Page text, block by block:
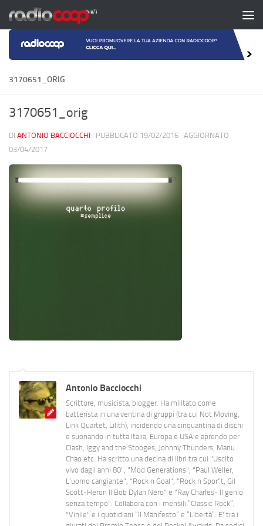
Salta al contenuto
3170651_ORIG
3170651_orig
DI ANTONIO BACCIOCCHI · PUBBLICATO 19/02/2016 · AGGIORNATO
03/04/2017
Antonio Bacciocchi
Scrittore, musicista, blogger. Ha militato come
batterista in una ventina di gruppi (tra cui Not Moving,
Link Quartet, Lilith), incidendo una cinquantina di dischi
e suonando in tutta Italia, Europa e USA e aprendo per
Clash, Iggy and the Stooges, Johnny Thunders, Manu
Chao etc. Ha scritto una decina di libri tra cui "Uscito
vivo dagli anni 80", "Mod Generations", "Paul Weller,
L’uomo cangiante", "Rock n Goal", "Rock n Spor"t, Gil
Scott-Heron Il Bob Dylan Nero" e "Ray Charles- Il genio
senza tempo". Collabora con i mensili “Classic Rock”,
"Vinile" e i quotidiani “Il Manifesto” e “Libertà”. E' tra i